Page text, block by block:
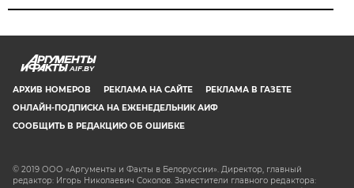
AIF.BY
АРХИВ НОМЕРОВ РЕКЛАМА НА САЙТЕ
РЕКЛАМА В ГАЗЕТЕ
ОНЛАЙН-ПОДПИСКА НА ЕЖЕНЕДЕЛЬНИК АИФ
СООБЩИТЬ В РЕДАКЦИЮ ОБ ОШИБКЕ
© 2019 ООО «Аргументы и Факты в Белоруссии». Директор, главный
редактор: Игорь Николаевич Соколов. Заместители главного редактора: